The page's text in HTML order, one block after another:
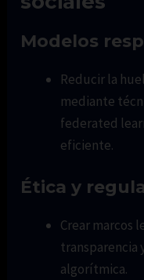
Modelos
Reducir la
mediante
federated
eficiente.
Ética y
Crear marcos
transparencia
algorítmica.